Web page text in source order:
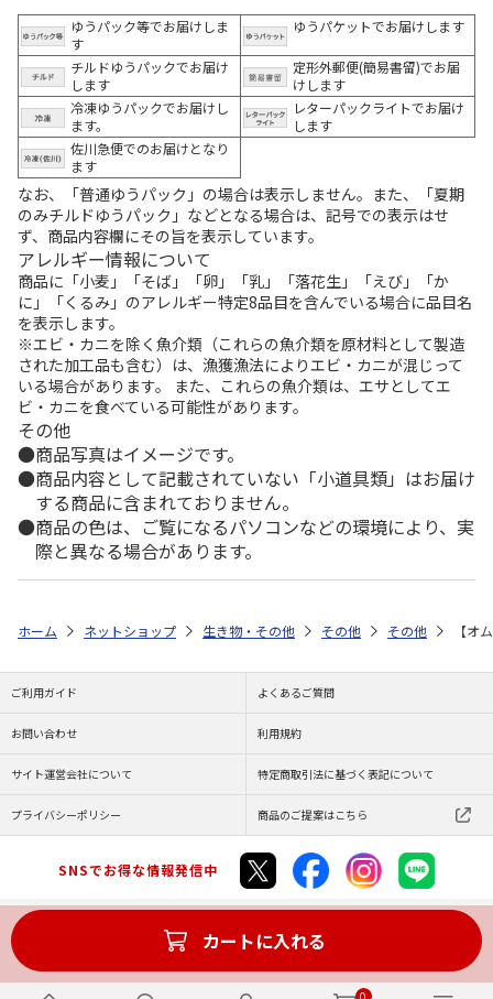
ゆうパック等でお届けしま
す
ゆうパケットでお届けします
チルドゆうパックでお届け
します
定形外郵便(簡易書留)でお届
けします
冷凍ゆうパックでお届けし
ます。
レターパックライトでお届け
します
佐川急便でのお届けとなり
ます
なお、「普通ゆうパック」の場合は表示しません。また、「夏期
のみチルドゆうパック」などとなる場合は、記号での表示はせ
ず、商品内容欄にその旨を表示しています。
アレルギー情報について
商品に「小麦」「そば」「卵」「乳」「落花生」「えび」「か
に」「くるみ」のアレルギー特定8品目を含んでいる場合に品目名
を表示します。
※エビ・カニを除く魚介類（これらの魚介類を原材料として製造
された加工品も含む）は、漁獲漁法によりエビ・カニが混じって
いる場合があります。 また、これらの魚介類は、エサとしてエ
ビ・カニを食べている可能性があります。
その他
商品写真はイメージです。
商品内容として記載されていない「小道具類」はお届け
する商品に含まれておりません。
商品の色は、ご覧になるパソコンなどの環境により、実
際と異なる場合があります。
カートに入れる
ホーム ネットショップ 生き物・その他 その他 その他 【オ
ご利用ガイド よくあるご質問
お問い合わせ 利用規約
サイト運営会社について 特定商取引法に基づく表記について
プライバシーポリシー 商品のご提案はこちら
SNSでお得な情報発信中